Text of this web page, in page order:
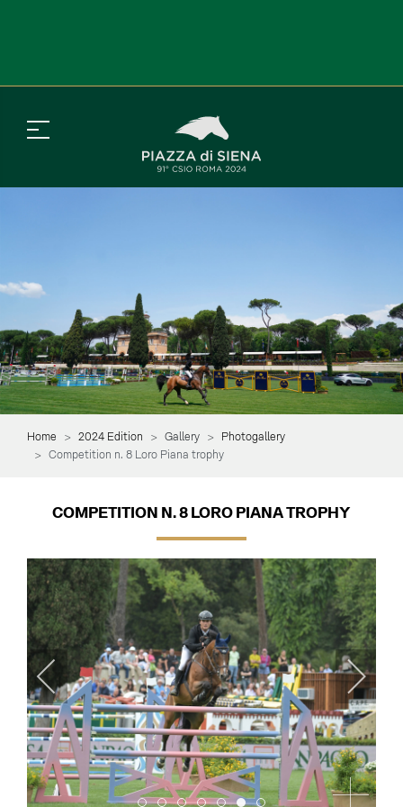
Home 2024 Edition Gallery
Photogallery
Competition n. 8 Loro Piana trophy
COMPETITION N. 8 LORO PIANA TROPHY